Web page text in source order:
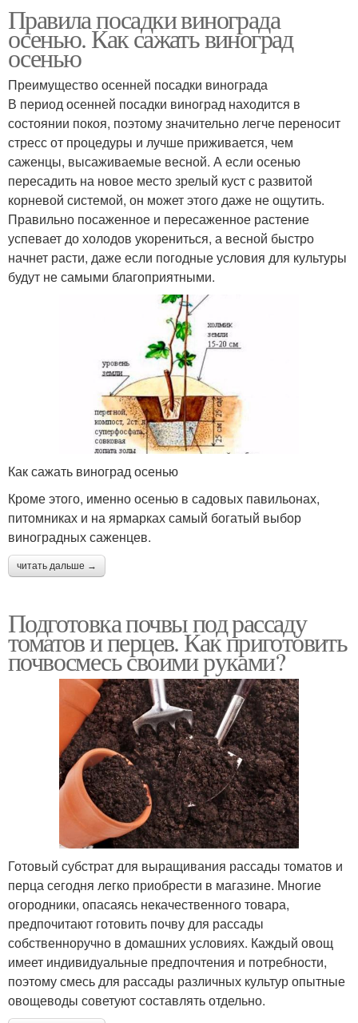
Правила посадки винограда
осенью. Как сажать виноград
осенью
Преимущество осенней посадки винограда
В период осенней посадки виноград находится в
состоянии покоя, поэтому значительно легче переносит
стресс от процедуры и лучше приживается, чем
саженцы, высаживаемые весной. А если осенью
пересадить на новое место зрелый куст с развитой
корневой системой, он может этого даже не ощутить.
Правильно посаженное и пересаженное растение
успевает до холодов укорениться, а весной быстро
начнет расти, даже если погодные условия для культуры
будут не самыми благоприятными.
Как сажать виноград осенью
Кроме этого, именно осенью в садовых павильонах,
питомниках и на ярмарках самый богатый выбор
виноградных саженцев.
читать дальше →
Подготовка почвы под рассаду
томатов и перцев. Как приготовить
почвосмесь своими руками?
Готовый субстрат для выращивания рассады томатов и
перца сегодня легко приобрести в магазине. Многие
огородники, опасаясь некачественного товара,
предпочитают готовить почву для рассады
собственноручно в домашних условиях. Каждый овощ
имеет индивидуальные предпочтения и потребности,
поэтому смесь для рассады различных культур опытные
овощеводы советуют составлять отдельно.